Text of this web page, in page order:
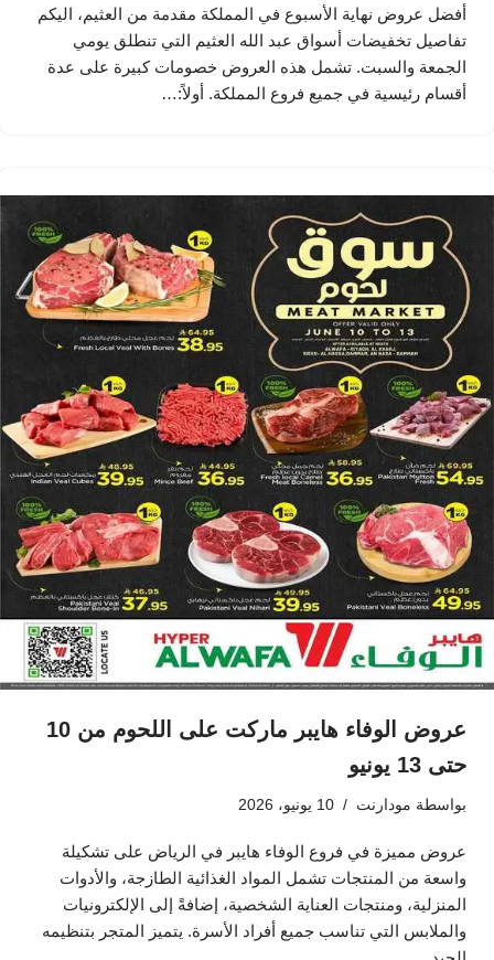
أفضل عروض نهاية الأسبوع في المملكة مقدمة من العثيم، اليكم
تفاصيل تخفيضات أسواق عبد الله العثيم التي تنطلق يومي
الجمعة والسبت. تشمل هذه العروض خصومات كبيرة على عدة
أقسام رئيسية في جميع فروع المملكة. أولاً:…
عروض الوفاء هايبر ماركت على اللحوم من 10
حتى 13 يونيو
بواسطة مودارنت 10 يونيو، 2026
عروض مميزة في فروع الوفاء هايبر في الرياض على تشكيلة
واسعة من المنتجات تشمل المواد الغذائية الطازجة، والأدوات
المنزلية، ومنتجات العناية الشخصية، إضافةً إلى الإلكترونيات
والملابس التي تناسب جميع أفراد الأسرة. يتميز المتجر بتنظيمه